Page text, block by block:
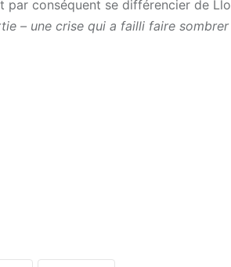
conséquent se différencier de
– une crise qui a failli faire